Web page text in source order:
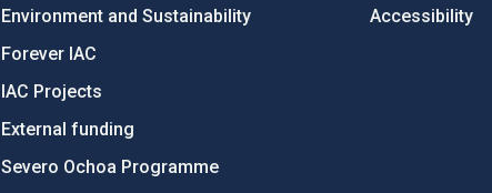
Environment and Sustainability
Forever IAC
IAC Projects
External funding
Severo Ochoa Programme
Accessibility